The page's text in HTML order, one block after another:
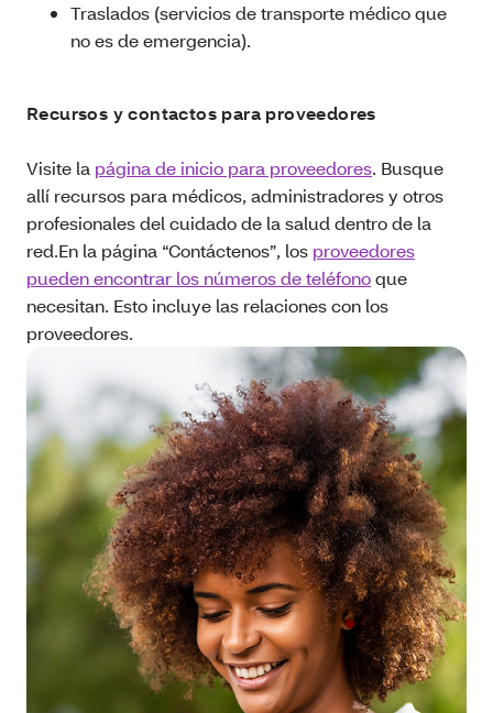
Traslados (servicios de transporte médico que
no es de emergencia).
Recursos y contactos para proveedores
Visite la página de inicio para proveedores. Busque
allí recursos para médicos, administradores y otros
profesionales del cuidado de la salud dentro de la
red.En la página “Contáctenos”, los proveedores
pueden encontrar los números de teléfonoque
necesitan. Esto incluye las relaciones con los
proveedores.